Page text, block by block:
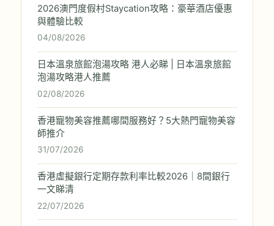
2026澳門度假村Staycation攻略：豪華酒店優惠
與體驗比較
04/08/2026
日本溫泉旅館泡湯攻略 港人必睇 | 日本溫泉旅館
泡湯攻略港人推薦
02/08/2026
香港寵物美容推薦哪間服務好？5大熱門寵物美容
師推介
31/07/2026
香港虛擬銀行定期存款利率比較2026｜8間銀行
一文睇清
22/07/2026